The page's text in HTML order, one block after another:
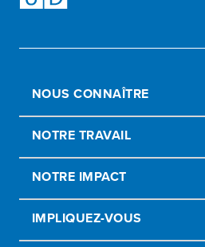
NOUS CONNAÎTRE
NOTRE TRAVAIL
NOTRE IMPACT
IMPLIQUEZ-VOUS